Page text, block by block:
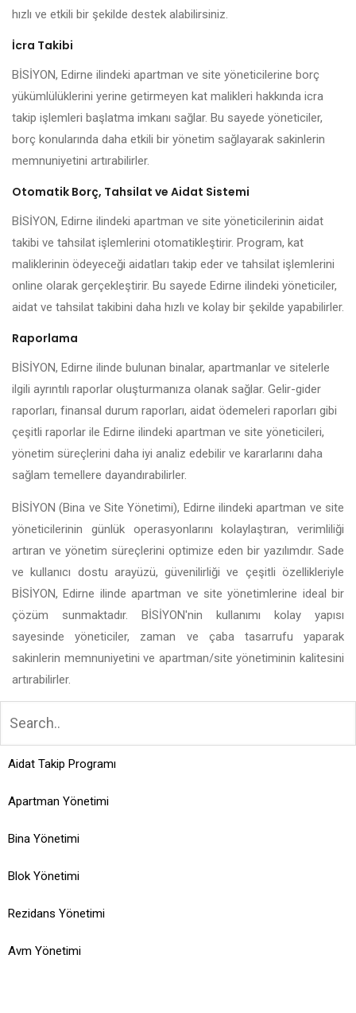
hızlı ve etkili bir şekilde destek alabilirsiniz.
İcra Takibi
BİSİYON, Edirne ilindeki apartman ve site yöneticilerine borç
yükümlülüklerini yerine getirmeyen kat malikleri hakkında icra
takip işlemleri başlatma imkanı sağlar. Bu sayede yöneticiler,
borç konularında daha etkili bir yönetim sağlayarak sakinlerin
memnuniyetini artırabilirler.
Otomatik Borç, Tahsilat ve Aidat Sistemi
BİSİYON, Edirne ilindeki apartman ve site yöneticilerinin aidat
takibi ve tahsilat işlemlerini otomatikleştirir. Program, kat
maliklerinin ödeyeceği aidatları takip eder ve tahsilat işlemlerini
online olarak gerçekleştirir. Bu sayede Edirne ilindeki yöneticiler,
aidat ve tahsilat takibini daha hızlı ve kolay bir şekilde yapabilirler.
Raporlama
BİSİYON, Edirne ilinde bulunan binalar, apartmanlar ve sitelerle
ilgili ayrıntılı raporlar oluşturmanıza olanak sağlar. Gelir-gider
raporları, finansal durum raporları, aidat ödemeleri raporları gibi
çeşitli raporlar ile Edirne ilindeki apartman ve site yöneticileri,
yönetim süreçlerini daha iyi analiz edebilir ve kararlarını daha
sağlam temellere dayandırabilirler.
BİSİYON (Bina ve Site Yönetimi), Edirne ilindeki apartman ve site
yöneticilerinin günlük operasyonlarını kolaylaştıran, verimliliği
artıran ve yönetim süreçlerini optimize eden bir yazılımdır. Sade
ve kullanıcı dostu arayüzü, güvenilirliği ve çeşitli özellikleriyle
BİSİYON, Edirne ilinde apartman ve site yönetimlerine ideal bir
çözüm sunmaktadır. BİSİYON'nin kullanımı kolay yapısı
sayesinde yöneticiler, zaman ve çaba tasarrufu yaparak
sakinlerin memnuniyetini ve apartman/site yönetiminin kalitesini
artırabilirler.
Aidat Takip Programı
Apartman Yönetimi
Bina Yönetimi
Blok Yönetimi
Rezidans Yönetimi
Avm Yönetimi